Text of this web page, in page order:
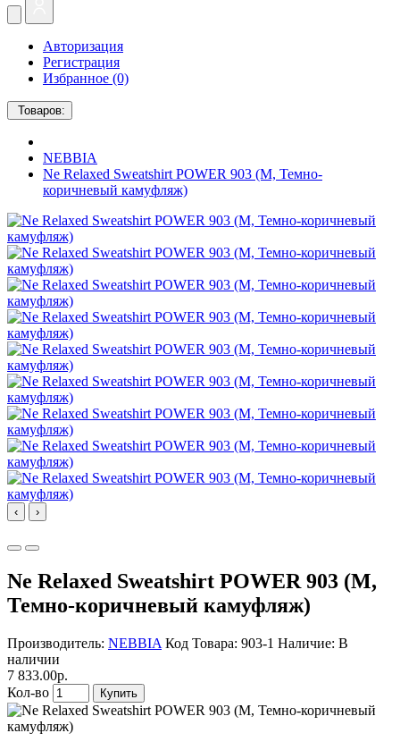
Авторизация
Регистрация
Избранное (0)
Товаров:
NEBBIA
Ne Relaxed Sweatshirt POWER 903 (M, Темно-
коричневый камуфляж)
‹ ›
Ne Relaxed Sweatshirt POWER 903 (M,
Темно-коричневый камуфляж)
Производитель: NEBBIA Код Товара: 903-1 Наличие: В
наличии
7 833.00р.
Кол-во
Купить